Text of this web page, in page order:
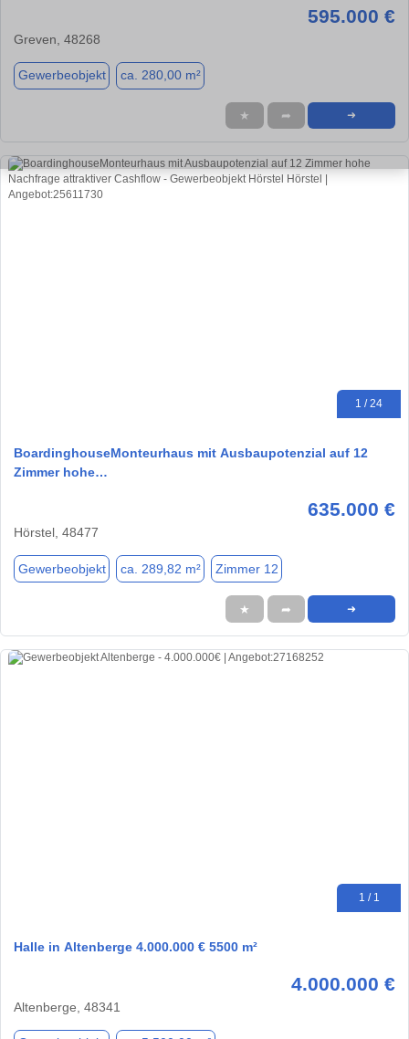
595.000 €
Greven, 48268
Gewerbeobjekt ca. 280,00 m²
★ ➦ ➜
1 / 24
BoardinghouseMonteurhaus mit Ausbaupotenzial auf 12
Zimmer hohe…
635.000 €
Hörstel, 48477
Gewerbeobjekt ca. 289,82 m² Zimmer 12
★ ➦ ➜
1 / 1
Halle in Altenberge 4.000.000 € 5500 m²
4.000.000 €
Altenberge, 48341